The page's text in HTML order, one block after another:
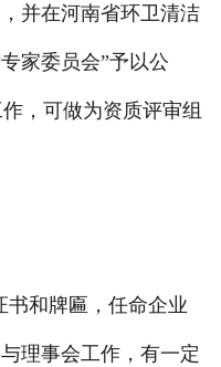
并在河南省环卫清洁
家委员会”予以公
，可做为资质评审组
书和牌匾，任命企业
理事会工作，有一定